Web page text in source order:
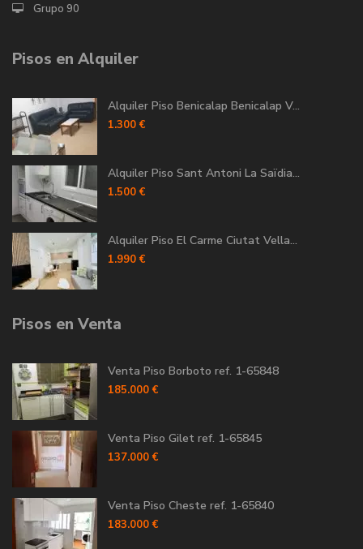
Grupo 90
Pisos en Alquiler
Alquiler Piso Benicalap Benicalap V...
1.300 €
Alquiler Piso Sant Antoni La Saïdia...
1.500 €
Alquiler Piso El Carme Ciutat Vella...
1.990 €
Pisos en Venta
Venta Piso Borboto ref. 1-65848
185.000 €
Venta Piso Gilet ref. 1-65845
137.000 €
Venta Piso Cheste ref. 1-65840
183.000 €